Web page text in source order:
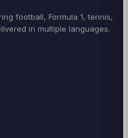
football, Formula 1, tennis,
in multiple languages.